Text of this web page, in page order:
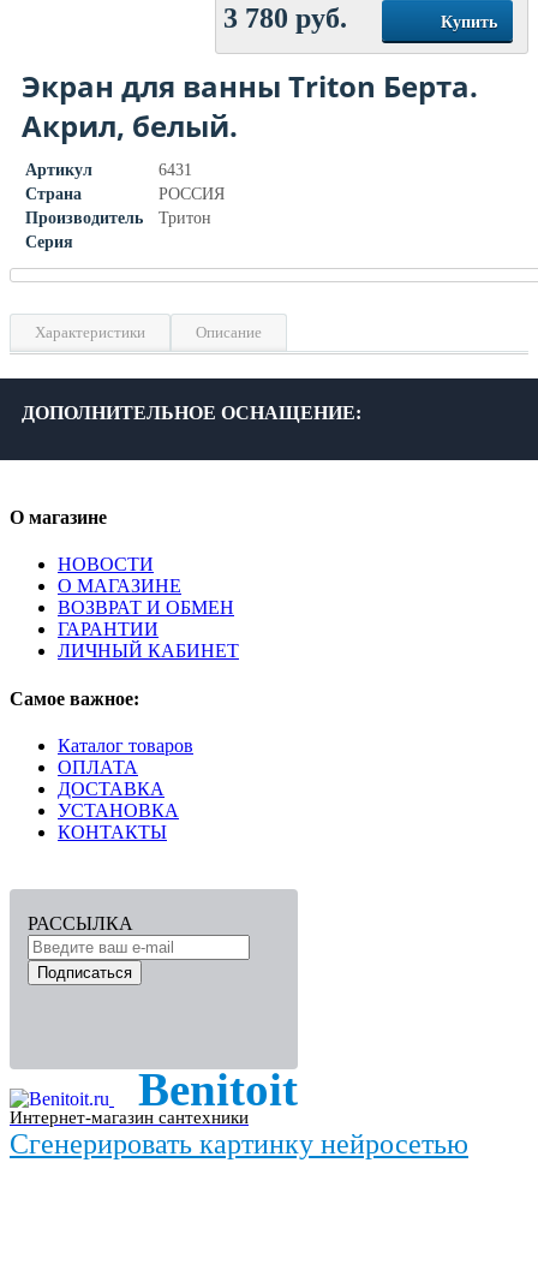
3 780 руб. Купить
Экран для ванны Triton Берта.
Акрил, белый.
Артикул
6431
Страна
РОССИЯ
Производитель
Тритон
Серия
Характеристики Описание
ДОПОЛНИТЕЛЬНОЕ ОСНАЩЕНИЕ:
О магазине
НОВОСТИ
О МАГАЗИНЕ
ВОЗВРАТ И ОБМЕН
ГАРАНТИИ
ЛИЧНЫЙ КАБИНЕТ
Самое важное:
Каталог товаров
ОПЛАТА
ДОСТАВКА
УСТАНОВКА
КОНТАКТЫ
РАССЫЛКА
Подписаться
Benitoit
Интернет-магазин сантехники
Сгенерировать картинку нейросетью